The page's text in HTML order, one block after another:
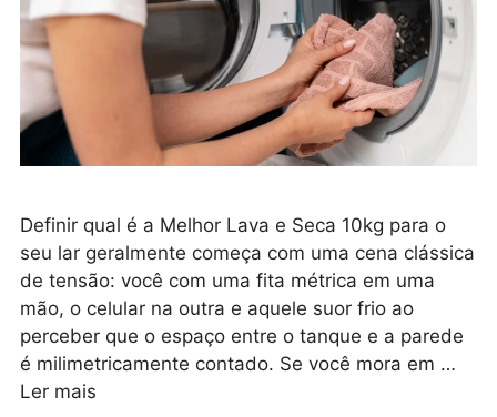
Definir qual é a Melhor Lava e Seca 10kg para o
seu lar geralmente começa com uma cena clássica
de tensão: você com uma fita métrica em uma
mão, o celular na outra e aquele suor frio ao
perceber que o espaço entre o tanque e a parede
é milimetricamente contado. Se você mora em …
Ler mais